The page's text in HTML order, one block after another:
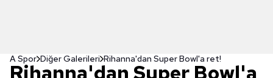
A Spor Diğer Galerileri Rihanna'dan Super Bowl'a ret!